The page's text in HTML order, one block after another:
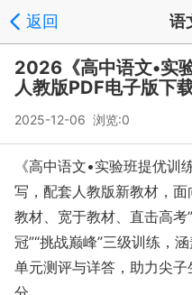
返回 语
2026《高中语文•实
人教版PDF电子版下
2025-12-06 浏览:0
《高中语文•实验班提优训
写，配套人教版新教材，
教材、宽于教材、直击高考
冠”“挑战巅峰”三级训练，
单元测评与详答，助力尖